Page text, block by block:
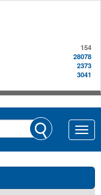
154
28078
2373
3041
Toggle